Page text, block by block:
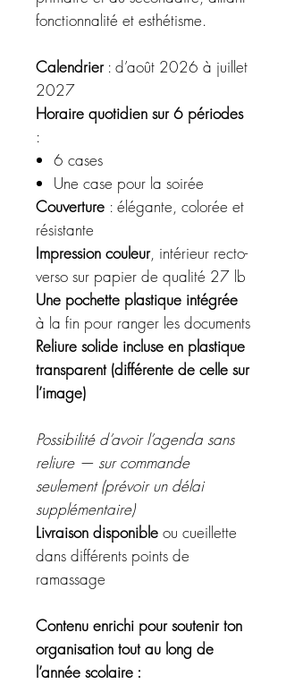
fonctionnalité et esthétisme.
Calendrier: d’août 2026 à juillet
2027
Horaire quotidien sur 6 périodes
:
6 cases
Une case pour la soirée
Couverture : élégante, colorée et
résistante
Impression couleur, intérieur recto-
verso sur papier de qualité 27 lb
Une pochette plastique intégrée
à la fin pour ranger les documents
Reliure solide incluse en plastique
transparent (différente de celle sur
l’image)
Possibilité d’avoir l’agenda sans
reliure — sur commande
seulement (prévoir un délai
supplémentaire)
Livraison disponible ou cueillette
dans différents points de
ramassage
Contenu enrichi pour soutenir ton
organisation tout au long de
l’année scolaire :